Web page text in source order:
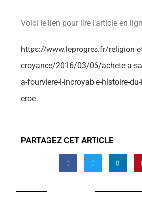
Voici le lien pour lire l’article en
https://www.leprogres.fr/religion-
croyance/2016/03/06/achete-a-
a-fourviere-l-incroyable-histoire-
eroe
PARTAGEZ CET ARTICLE